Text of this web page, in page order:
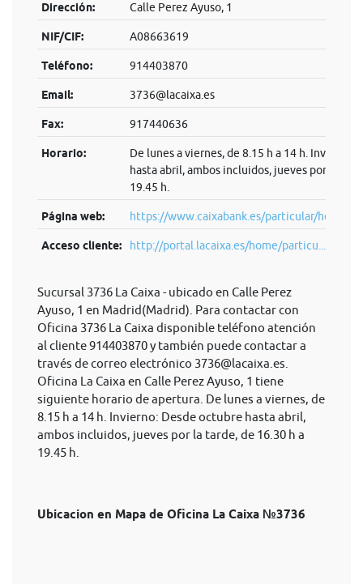
Dirección: Calle Perez Ayuso, 1
NIF/CIF: A08663619
Teléfono: 914403870
Email: 3736@lacaixa.es
Fax: 917440636
Horario:
De lunes a viernes, de 8.15 h a 14 h. Invierno:
hasta abril, ambos incluidos, jueves por la
19.45 h.
Página web: https://www.caixabank.es/particular/home/
Acceso cliente: http://portal.lacaixa.es/home/particu...
Sucursal 3736 La Caixa - ubicado en Calle Perez
Ayuso, 1 en Madrid(Madrid). Para contactar con
Oficina 3736 La Caixa disponible teléfono atención
al cliente 914403870 y también puede contactar a
través de correo electrónico 3736@lacaixa.es
Oficina La Caixa en Calle Perez Ayuso, 1 tiene
siguiente horario de apertura. De lunes a viernes, de
8.15 h a 14 h. Invierno: Desde octubre hasta abril,
ambos incluidos, jueves por la tarde, de 16.30 h a
19.45 h.
Ubicacion en Mapa de Oficina La Caixa №3736